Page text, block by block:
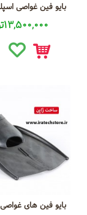
13,500,000تومان